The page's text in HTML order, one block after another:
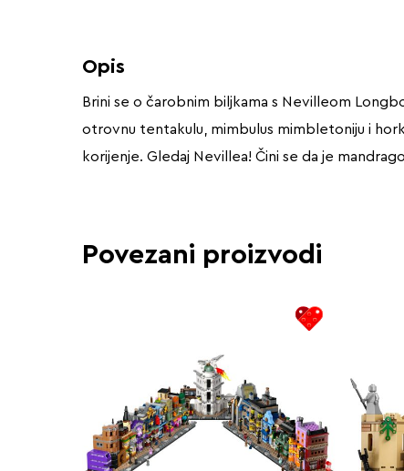
Opis
Brini se o čarobnim biljkama s Nevilleom
otrovnu tentakulu, mimbulus mimbletoniju i
korijenje. Gledaj Nevillea! Čini se da je
Povezani proizvodi